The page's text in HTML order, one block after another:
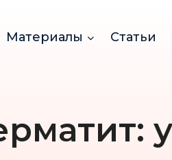
Материалы Статьи